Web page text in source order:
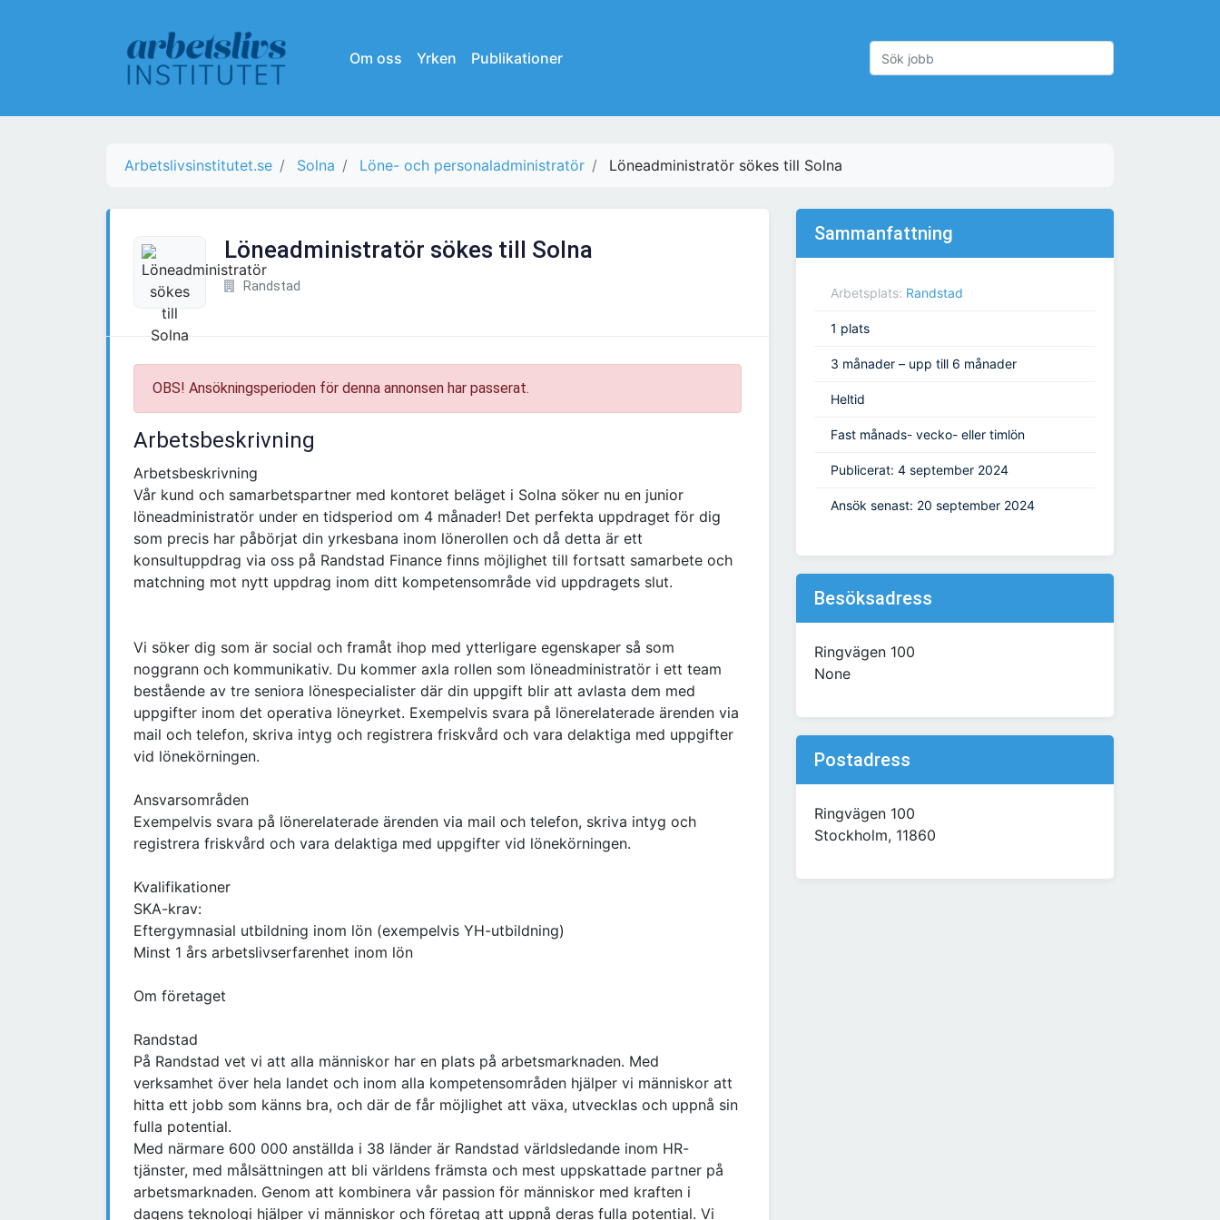
Om oss Yrken Publikationer
Arbetslivsinstitutet.se Solna Löne- och personaladministratör Löneadministratör sökes till Solna
Löneadministratör sökes till Solna
Randstad
OBS! Ansökningsperioden för denna annonsen har passerat.
Arbetsbeskrivning
Arbetsbeskrivning
Vår kund och samarbetspartner med kontoret beläget i Solna söker nu en junior
löneadministratör under en tidsperiod om 4 månader! Det perfekta uppdraget för dig
som precis har påbörjat din yrkesbana inom lönerollen och då detta är ett
konsultuppdrag via oss på Randstad Finance finns möjlighet till fortsatt samarbete och
matchning mot nytt uppdrag inom ditt kompetensområde vid uppdragets slut.
Vi söker dig som är social och framåt ihop med ytterligare egenskaper så som
noggrann och kommunikativ. Du kommer axla rollen som löneadministratör i ett team
bestående av tre seniora lönespecialister där din uppgift blir att avlasta dem med
uppgifter inom det operativa löneyrket. Exempelvis svara på lönerelaterade ärenden via
mail och telefon, skriva intyg och registrera friskvård och vara delaktiga med uppgifter
vid lönekörningen.
Ansvarsområden
Exempelvis svara på lönerelaterade ärenden via mail och telefon, skriva intyg och
registrera friskvård och vara delaktiga med uppgifter vid lönekörningen.
Kvalifikationer
SKA-krav:
Eftergymnasial utbildning inom lön (exempelvis YH-utbildning)
Minst 1 års arbetslivserfarenhet inom lön
Om företaget
Randstad
På Randstad vet vi att alla människor har en plats på arbetsmarknaden. Med
verksamhet över hela landet och inom alla kompetensområden hjälper vi människor att
hitta ett jobb som känns bra, och där de får möjlighet att växa, utvecklas och uppnå sin
fulla potential.
Med närmare 600 000 anställda i 38 länder är Randstad världsledande inom HR-
tjänster, med målsättningen att bli världens främsta och mest uppskattade partner på
arbetsmarknaden. Genom att kombinera vår passion för människor med kraften i
dagens teknologi hjälper vi människor och företag att uppnå deras fulla potential. Vi
Sammanfattning
Arbetsplats: Randstad
1 plats
3 månader – upp till 6 månader
Heltid
Fast månads- vecko- eller timlön
Publicerat: 4 september 2024
Ansök senast: 20 september 2024
Besöksadress
Ringvägen 100
None
Postadress
Ringvägen 100
Stockholm, 11860